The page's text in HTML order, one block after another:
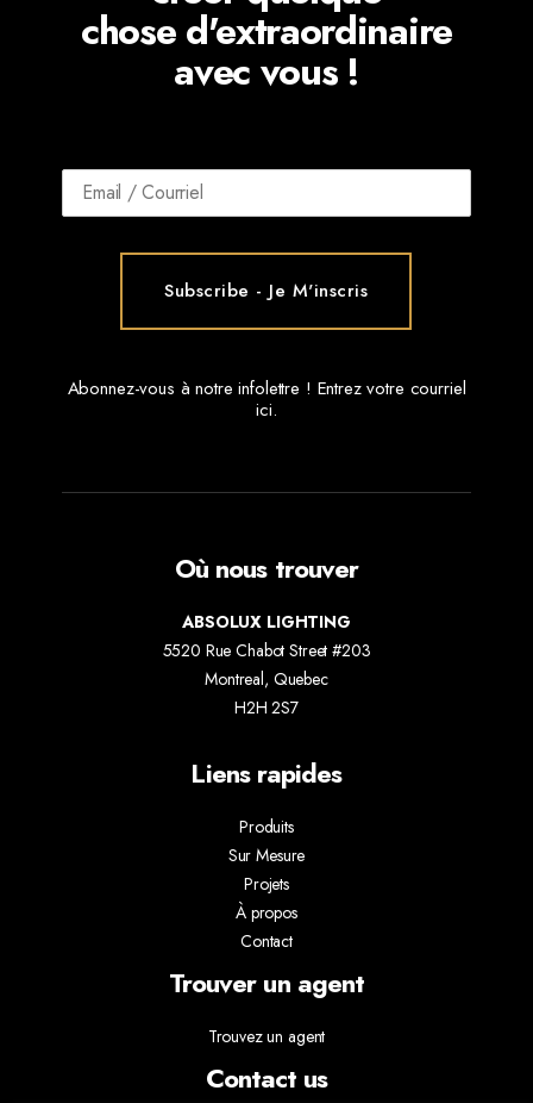
chose d'extraordinaire
avec vous !
Abonnez-vous à notre infolettre ! Entrez votre courriel
ici.
Où nous trouver
ABSOLUX LIGHTING
5520 Rue Chabot Street #203
Montreal, Quebec
H2H 2S7
Liens rapides
Produits
Sur Mesure
Projets
À propos
Contact
Trouver un agent
Trouvez un agent
Contact us